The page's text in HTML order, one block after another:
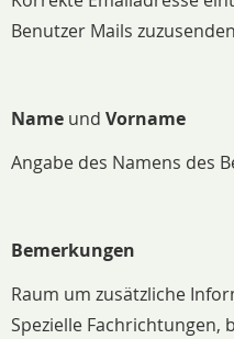
Benutzer Mails
Name und Vorname
Angabe des Namens des
Bemerkungen
Raum um zusätzliche
Spezielle Fachrichtungen,